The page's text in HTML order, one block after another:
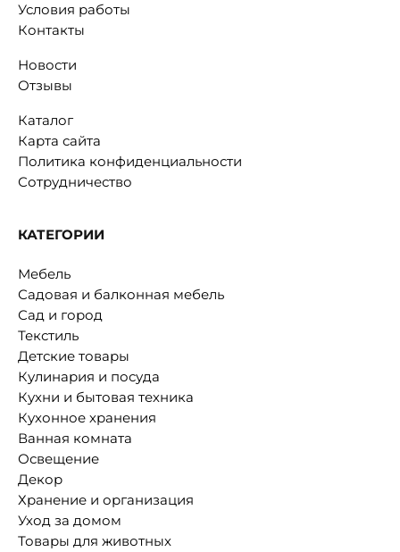
Условия работы
Контакты
Новости
Отзывы
Каталог
Карта сайта
Политика конфиденциальности
Сотрудничество
КАТЕГОРИИ
Мебель
Садовая и балконная мебель
Сад и город
Текстиль
Детские товары
Кулинария и посуда
Кухни и бытовая техника
Кухонное хранения
Ванная комната
Освещение
Декор
Хранение и организация
Уход за домом
Товары для животных